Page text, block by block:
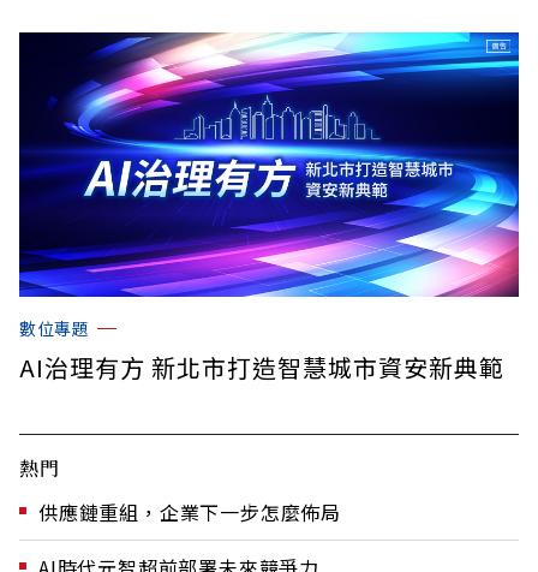
數位專題
AI治理有方 新北市打造智慧城市資安新典範
熱門
供應鏈重組，企業下一步怎麼佈局